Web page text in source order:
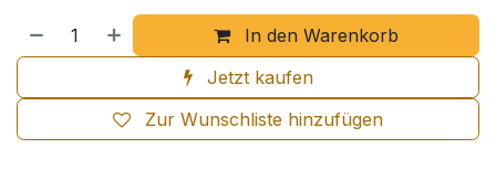
In den Warenkorb
Jetzt kaufen
Zur Wunschliste hinzufügen